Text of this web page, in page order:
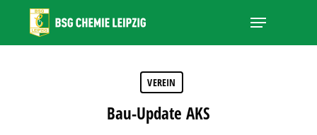
main
Menu
VEREIN
Bau-Update AKS
Close